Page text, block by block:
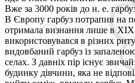
Вже за 3000 років до н. е.
В Європу гарбуз потрапив на
отримала визнання лише в XIX
використовувався в різних
видовбаний гарбуз із
селах. З давніх пір існує
будинку дівчини, яка не